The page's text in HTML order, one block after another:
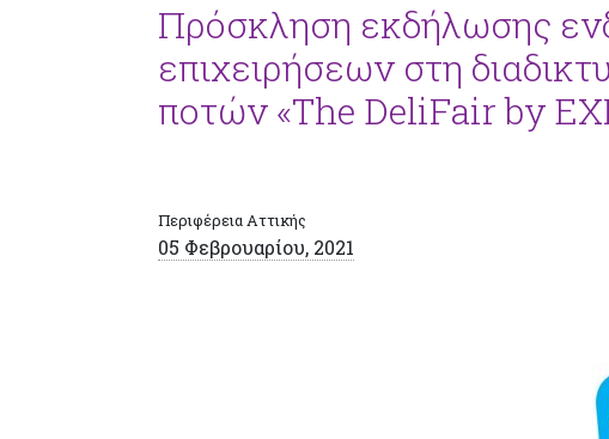
Πρόσκληση εκδήλωσης
επιχειρήσεων στη
ποτών «The DeliFair by
Περιφέρεια Αττικής
05 Φεβρουαρίου, 2021